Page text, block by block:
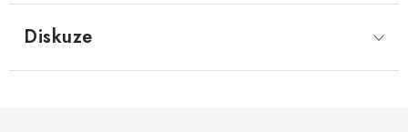
Diskuze